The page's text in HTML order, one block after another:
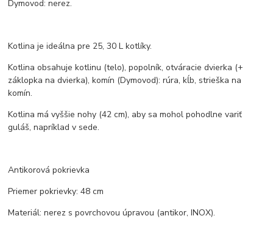
Dymovod: nerez.
Kotlina je ideálna pre 25, 30 L kotlíky.
Kotlina obsahuje kotlinu (telo), popolník, otváracie dvierka (+
záklopka na dvierka), komín (Dymovod): rúra, kĺb, strieška na
komín.
Kotlina má vyššie nohy (42 cm), aby sa mohol pohodlne variť
guláš, napríklad v sede.
Antikorová pokrievka
Priemer pokrievky: 48 cm
Materiál: nerez s povrchovou úpravou (antikor, INOX).